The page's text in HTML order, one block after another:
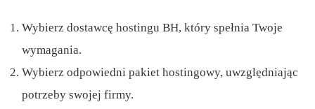
Wybierz dostawcę hostingu BH, który spełnia Twoje
wymagania.
Wybierz odpowiedni pakiet hostingowy, uwzględniając
potrzeby swojej firmy.